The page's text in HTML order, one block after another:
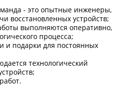
- это опытные инженеры,
восстановленных устройств;
выполняются оперативно,
процесса;
и подарки для постоянных
технологический